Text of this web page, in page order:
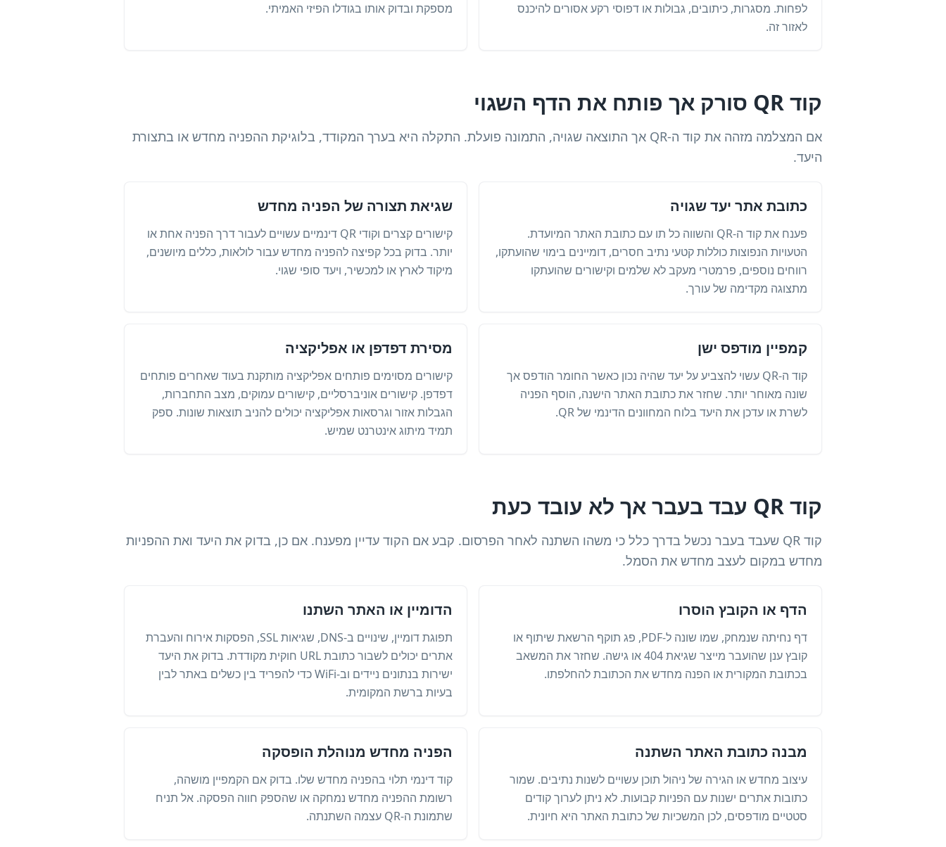
לפחות. מסגרות, כיתובים, גבולות או דפוסי רקע אסורים להיכנס
לאזור זה.
מספקת ובדוק אותו בגודלו הפיזי האמיתי.
קוד QR סורק אך פותח את הדף השגוי
אם המצלמה מזהה את קוד ה-QR אך התוצאה שגויה, התמונה פועלת. התקלה היא בערך המקודד, בלוגיקת ההפניה מחדש או בתצורת
היעד.
כתובת אתר יעד שגויה
פענח את קוד ה-QR והשווה כל תו עם כתובת האתר המיועדת.
הטעויות הנפוצות כוללות קטעי נתיב חסרים, דומיינים בימוי שהועתקו,
רווחים נוספים, פרמטרי מעקב לא שלמים וקישורים שהועתקו
מתצוגה מקדימה של עורך.
שגיאת תצורה של הפניה מחדש
קישורים קצרים וקודי QR דינמיים עשויים לעבור דרך הפניה אחת או
יותר. בדוק בכל קפיצה להפניה מחדש עבור לולאות, כללים מיושנים,
מיקוד לארץ או למכשיר, ויעד סופי שגוי.
קמפיין מודפס ישן
קוד ה-QR עשוי להצביע על יעד שהיה נכון כאשר החומר הודפס אך
שונה מאוחר יותר. שחזר את כתובת האתר הישנה, ​​הוסף הפניה
לשרת או עדכן את היעד בלוח המחוונים הדינמי של QR.
מסירת דפדפן או אפליקציה
קישורים מסוימים פותחים אפליקציה מותקנת בעוד שאחרים פותחים
דפדפן. קישורים אוניברסליים, קישורים עמוקים, מצב התחברות,
הגבלות אזור וגרסאות אפליקציה יכולים להניב תוצאות שונות. ספק
תמיד מיתוג אינטרנט שמיש.
קוד QR עבד בעבר אך לא עובד כעת
קוד QR שעבד בעבר נכשל בדרך כלל כי משהו השתנה לאחר הפרסום. קבע אם הקוד עדיין מפענח. אם כן, בדוק את היעד ואת ההפניות
מחדש במקום לעצב מחדש את הסמל.
הדף או הקובץ הוסרו
דף נחיתה שנמחק, שמו שונה ל-PDF, פג תוקף הרשאת שיתוף או
קובץ ענן שהועבר מייצר שגיאת 404 או גישה. שחזר את המשאב
בכתובת המקורית או הפנה מחדש את הכתובת להחלפתו.
הדומיין או האתר השתנו
תפוגת דומיין, שינויים ב-DNS, שגיאות SSL, הפסקות אירוח והעברת
אתרים יכולים לשבור כתובת URL חוקית מקודדת. בדוק את היעד
ישירות בנתונים ניידים וב-WiFi כדי להפריד בין כשלים באתר לבין
בעיות ברשת המקומית.
מבנה כתובת האתר השתנה
עיצוב מחדש או הגירה של ניהול תוכן עשויים לשנות נתיבים. שמור
כתובות אתרים ישנות עם הפניות קבועות. לא ניתן לערוך קודים
סטטיים מודפסים, לכן המשכיות של כתובת האתר היא חיונית.
הפניה מחדש מנוהלת הופסקה
קוד דינמי תלוי בהפניה מחדש שלו. בדוק אם הקמפיין מושהה,
רשומת ההפניה מחדש נמחקה או שהספק חווה הפסקה. אל תניח
שתמונת ה-QR עצמה השתנתה.